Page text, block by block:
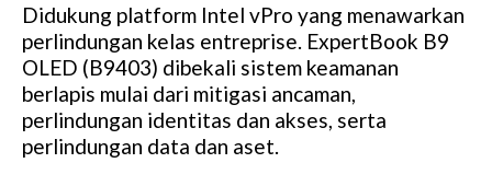
Didukung platform Intel vPro yang menawarkan
perlindungan kelas entreprise. ExpertBook B9
OLED (B9403) dibekali sistem keamanan
berlapis mulai dari mitigasi ancaman,
perlindungan identitas dan akses, serta
perlindungan data dan aset.